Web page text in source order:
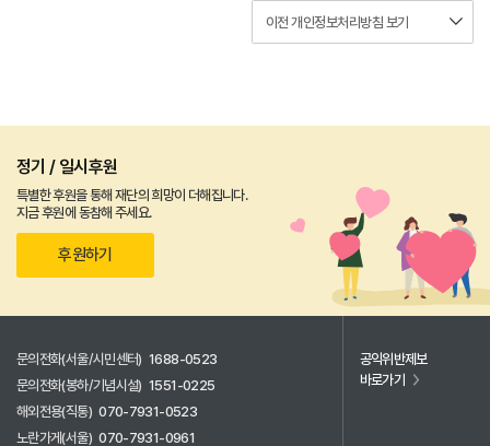
정기 / 일시후원
특별한 후원을 통해 재단의 희망이 더해집니다.
지금 후원에 동참해 주세요.
후원하기
문의전화(서울/시민센터) 1688-0523
문의전화(봉하/기념시설) 1551-0225
해외전용(직통) 070-7931-0523
노란가게(서울) 070-7931-0961
공익위반제보
바로가기